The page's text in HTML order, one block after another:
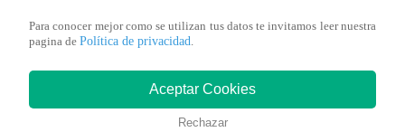
Para conocer mejor como se utilizan tus datos te invitamos leer nuestra
pagina de Política de privacidad
Aceptar Cookies
Rechazar